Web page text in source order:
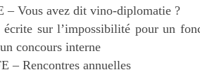
– Vous avez dit vino-diplomatie ?
écrite sur l’impossibilité pour un
concours interne
– Rencontres annuelles